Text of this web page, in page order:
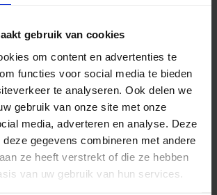
gebruik van cookies
om content en advertenties te
functies voor social media te bieden
te analyseren. Ook delen we
gebruik van onze site met onze
media, adverteren en analyse. Deze
deze gegevens combineren met andere
ze heeft verstrekt of die ze hebben
van uw gebruik van hun services.
nodig?
nodig of ben je op zoek naar
oplossing? Onze lichtexperts
met professioneellichtadvies
de juiste licht oplossing. Aarzel
met ons op te nemen.